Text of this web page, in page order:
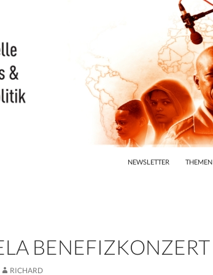
NEWSLETTER
THEMEN
BENEFIZKONZERT
RICHARD